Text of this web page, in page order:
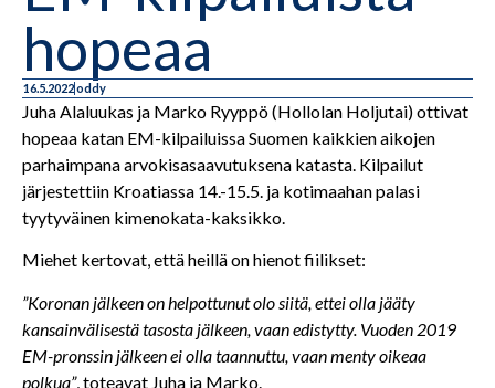
hopeaa
16.5.2022oddy
Juha Alaluukas ja Marko Ryyppö (Hollolan Holjutai) ottivat
hopeaa katan EM-kilpailuissa Suomen kaikkien aikojen
parhaimpana arvokisasaavutuksena katasta. Kilpailut
järjestettiin Kroatiassa 14.-15.5. ja kotimaahan palasi
tyytyväinen kimenokata-kaksikko.
Miehet kertovat, että heillä on hienot fiilikset:
”Koronan jälkeen on helpottunut olo siitä, ettei olla jääty
kansainvälisestä tasosta jälkeen, vaan edistytty. Vuoden 2019
EM-pronssin jälkeen ei olla taannuttu, vaan menty oikeaa
polkua”, toteavat Juha ja Marko.